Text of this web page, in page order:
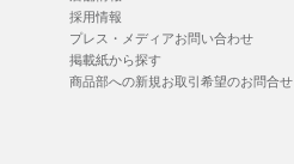
採用情報
プレス・メディアお問い合わせ
掲載紙から探す
商品部への新規お取引希望のお問合せ